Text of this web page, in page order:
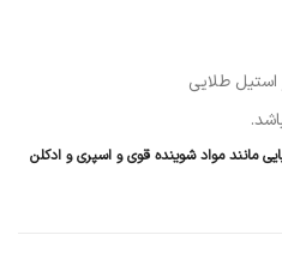
استیل طلایی
مانند مواد شوینده قوی و اسپری و ادکلن